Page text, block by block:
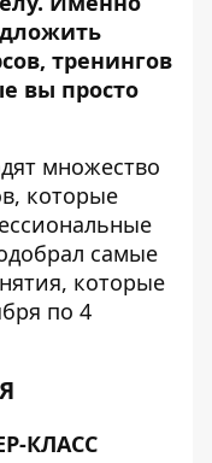
тренингов
вы просто
множество
которые
самые
которые
по 4
КЛАСС